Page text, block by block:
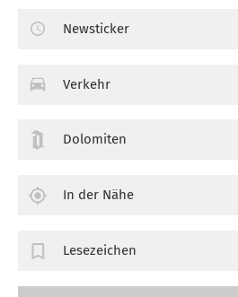
Newsticker
Verkehr
Dolomiten
In der Nähe
Lesezeichen